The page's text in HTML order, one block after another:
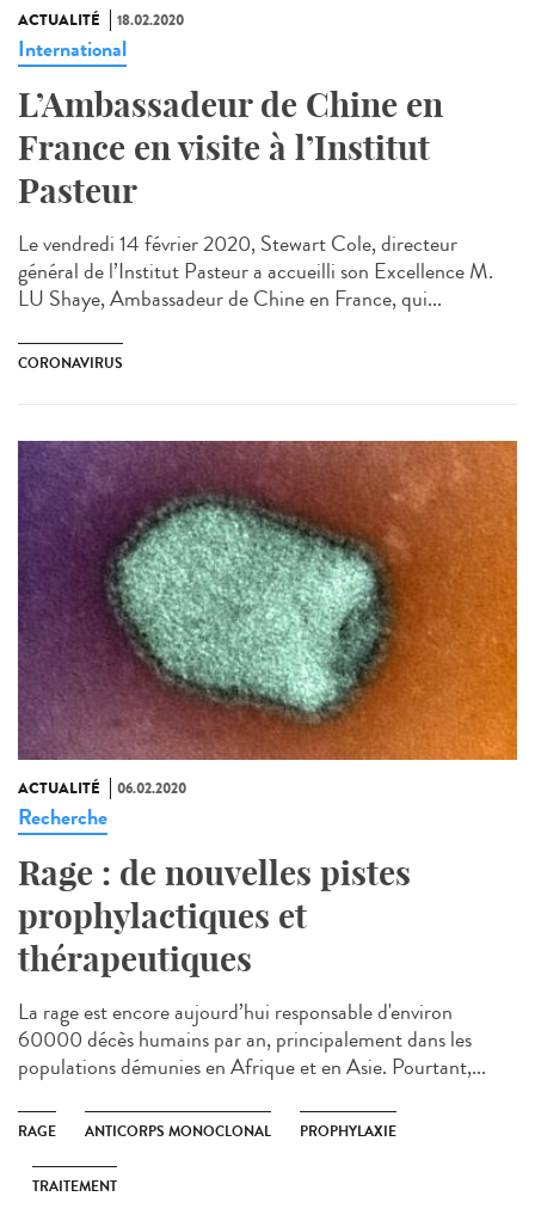
ACTUALITÉ 18.02.2020
International
L’Ambassadeur de Chine en
France en visite à l’Institut
Pasteur
Le vendredi 14 février 2020, Stewart Cole, directeur
général de l’Institut Pasteur a accueilli son Excellence M.
LU Shaye, Ambassadeur de Chine en France, qui...
CORONAVIRUS
ACTUALITÉ 06.02.2020
Recherche
Rage : de nouvelles pistes
prophylactiques et
thérapeutiques
La rage est encore aujourd’hui responsable d'environ
60000 décès humains par an, principalement dans les
populations démunies en Afrique et en Asie. Pourtant,...
RAGE ANTICORPS MONOCLONAL PROPHYLAXIE
TRAITEMENT